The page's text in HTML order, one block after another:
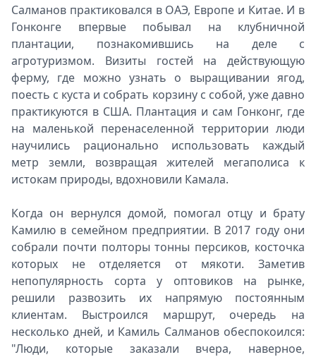
Салманов практиковался в ОАЭ, Европе и Китае. И в
Гонконге впервые побывал на клубничной
плантации, познакомившись на деле с
агротуризмом. Визиты гостей на действующую
ферму, где можно узнать о выращивании ягод,
поесть с куста и собрать корзину с собой, уже давно
практикуются в США. Плантация и сам Гонконг, где
на маленькой перенаселенной территории люди
научились рационально использовать каждый
метр земли, возвращая жителей мегаполиса к
истокам природы, вдохновили Камала.
Когда он вернулся домой, помогал отцу и брату
Камилю в семейном предприятии. В 2017 году они
собрали почти полторы тонны персиков, косточка
которых не отделяется от мякоти. Заметив
непопулярность сорта у оптовиков на рынке,
решили развозить их напрямую постоянным
клиентам. Выстроился маршрут, очередь на
несколько дней, и Камиль Салманов обеспокоился:
"Люди, которые заказали вчера, наверное,